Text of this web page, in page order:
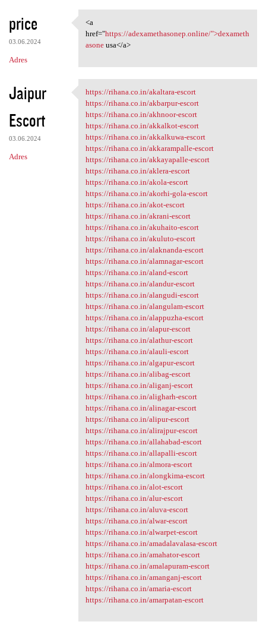
price
03.06.2024
Adres
<a href="https:/
<a
href="https://adexamethasonep.online/">dexameth
asoneusa</a>
Jaipur
Escort
03.06.2024
Adres
https://rihana.co.in/akaltara
https://rihana.co.in/akaltara-escort
https://rihana.co.in/akbarpur-escort
https://rihana.co.in/akhnoor-escort
https://rihana.co.in/akkalkot-escort
https://rihana.co.in/akkalkuwa-escort
https://rihana.co.in/akkarampalle-escort
https://rihana.co.in/akkayapalle-escort
https://rihana.co.in/aklera-escort
https://rihana.co.in/akola-escort
https://rihana.co.in/akorhi-gola-escort
https://rihana.co.in/akot-escort
https://rihana.co.in/akrani-escort
https://rihana.co.in/akuhaito-escort
https://rihana.co.in/akuluto-escort
https://rihana.co.in/alaknanda-escort
https://rihana.co.in/alamnagar-escort
https://rihana.co.in/aland-escort
https://rihana.co.in/alandur-escort
https://rihana.co.in/alangudi-escort
https://rihana.co.in/alangulam-escort
https://rihana.co.in/alappuzha-escort
https://rihana.co.in/alapur-escort
https://rihana.co.in/alathur-escort
https://rihana.co.in/alauli-escort
https://rihana.co.in/algapur-escort
https://rihana.co.in/alibag-escort
https://rihana.co.in/aliganj-escort
https://rihana.co.in/aligharh-escort
https://rihana.co.in/alinagar-escort
https://rihana.co.in/alipur-escort
https://rihana.co.in/alirajpur-escort
https://rihana.co.in/allahabad-escort
https://rihana.co.in/allapalli-escort
https://rihana.co.in/almora-escort
https://rihana.co.in/alongkima-escort
https://rihana.co.in/alot-escort
https://rihana.co.in/alur-escort
https://rihana.co.in/aluva-escort
https://rihana.co.in/alwar-escort
https://rihana.co.in/alwarpet-escort
https://rihana.co.in/amadalavalasa-escort
https://rihana.co.in/amahator-escort
https://rihana.co.in/amalapuram-escort
https://rihana.co.in/amanganj-escort
https://rihana.co.in/amaria-escort
https://rihana.co.in/amarpatan-escort